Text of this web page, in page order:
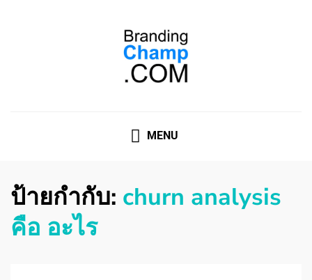
MENU
ป้ายกำกับ: churn analysis
คือ อะไร